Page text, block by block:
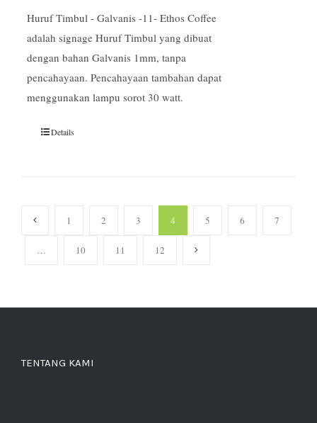
Huruf Timbul - Galvanis -11- Ethos Coffee
adalah signage Huruf Timbul yang dibuat
dengan bahan Galvanis 1mm, tanpa
pencahayaan. Pencahayaan tambahan dapat
menggunakan lampu sorot 30 watt.
Details
1 2 3 4 5 6 7
… 10 11 12
TENTANG KAMI